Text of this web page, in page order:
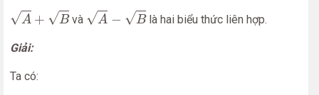
√A + √B
+B
và √A − √B
−B
là hai biểu thức liên hợp.
Giải:
Ta có: